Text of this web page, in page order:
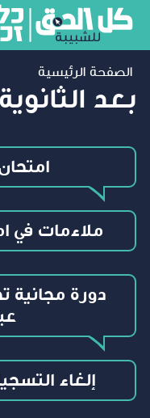
الصفحة الرئيسية
بعد الثانوية
ملاءمات في
دورة مجانية
إلغاء